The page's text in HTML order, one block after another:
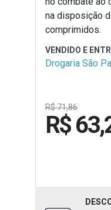
na disposição
comprimidos.
Drogaria São
R$ 71,86
R$